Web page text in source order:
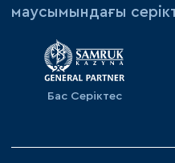
маусымындағы
Бас Серіктес